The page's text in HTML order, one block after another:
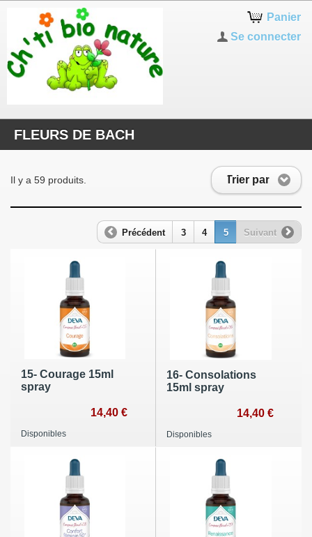
Panier
Se connecter
FLEURS DE BACH
Trier par
Il y a 59 produits.
Précédent 3 4 5 Suivant
15- Courage 15ml
spray
14,40 €
Disponibles
16- Consolations
15ml spray
14,40 €
Disponibles